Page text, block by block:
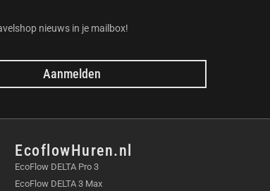
nieuws in je mailbox!
Aanmelden
EcoflowHuren.nl
EcoFlow DELTA Pro 3
EcoFlow DELTA 3 Max